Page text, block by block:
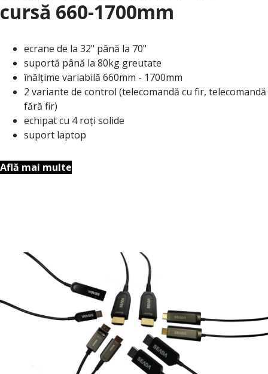
cursă 660-1700mm
ecrane de la 32" până la 70"
suportă până la 80kg greutate
înălțime variabilă 660mm - 1700mm
2 variante de control (telecomandă cu fir, telecomandă
fără fir)
echipat cu 4 roți solide
suport laptop
Află mai multe